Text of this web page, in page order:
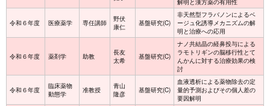
解明と漢方薬の有用性
令和６年度 医療薬学 専任講師
野伏
康仁
基盤研究(C)
非天然型フラバノンによるベ
ージュ化誘導メカニズムの解
明と治療への応用
令和６年度 薬剤学 助教
長友
太希
基盤研究(C)
ナノ共結晶の経鼻投与による
ラモトリギンの脳移行性とて
んかんに対する治療効果の検
討
令和６年度
臨床薬物
動態学
准教授
青山
隆彦
基盤研究(C)
血液透析による薬物除去の定
量的予測およびその個人差の
要因解明